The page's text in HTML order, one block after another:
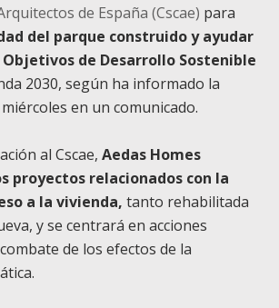
de España (Cscae) para
del parque construido y ayudar
de Desarrollo Sostenible
2030, según ha informado la
en un comunicado.
al Cscae, Aedas Homes
proyectos relacionados con la
a la vivienda, tanto rehabilitada
y se centrará en acciones
de los efectos de la